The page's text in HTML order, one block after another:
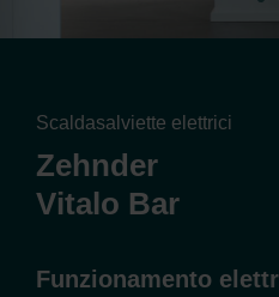
Scaldasalviette elettrici
Zehnder
Vitalo Bar
Funzionamento